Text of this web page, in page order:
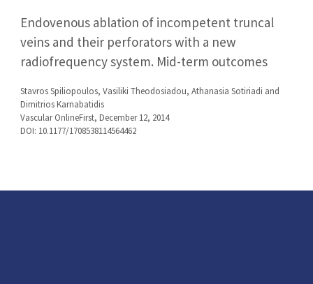
Endovenous ablation of incompetent truncal
veins and their perforators with a new
radiofrequency system. Mid-term outcomes
Stavros Spiliopoulos, Vasiliki Theodosiadou, Athanasia Sotiriadi and
Dimitrios Karnabatidis
Vascular OnlineFirst, December 12, 2014
DOI: 10.1177/1708538114564462